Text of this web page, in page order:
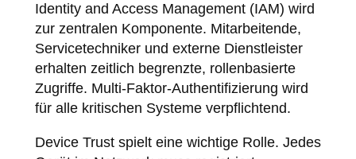
Identity and Access Management (IAM) wird
zur zentralen Komponente. Mitarbeitende,
Servicetechniker und externe Dienstleister
erhalten zeitlich begrenzte, rollenbasierte
Zugriffe. Multi-Faktor-Authentifizierung wird
für alle kritischen Systeme verpflichtend.
Device Trust spielt eine wichtige Rolle. Jedes